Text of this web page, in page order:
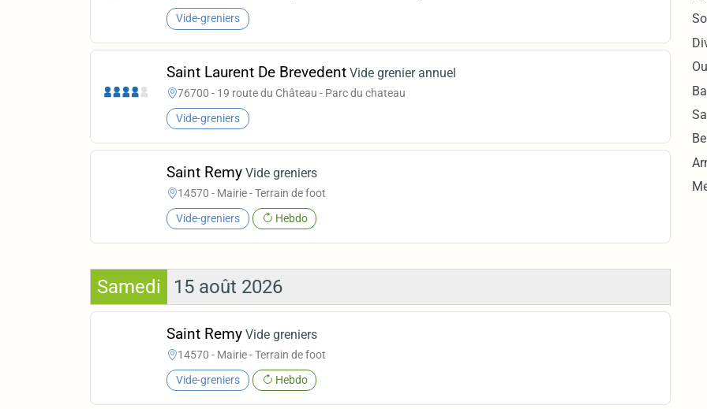
Vide-greniers
Saint Laurent De Brevedent Vide grenier annuel
76700 - 19 route du Château - Parc du chateau
Vide-greniers
Saint Remy Vide greniers
14570 - Mairie - Terrain de foot
Vide-greniers Hebdo
Samedi 15 août 2026
Saint Remy Vide greniers
14570 - Mairie - Terrain de foot
Vide-greniers Hebdo